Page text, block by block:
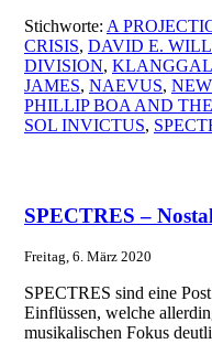
Stichworte: A
CRISIS, DAVID E.
DIVISION,
JAMES, NAEVUS,
PHILLIP BOA AND
SOL INVICTUS,
SPECTRES –
Freitag, 6. März 2020
SPECTRES sind eine
Einflüssen, welche
musikalischen Fokus